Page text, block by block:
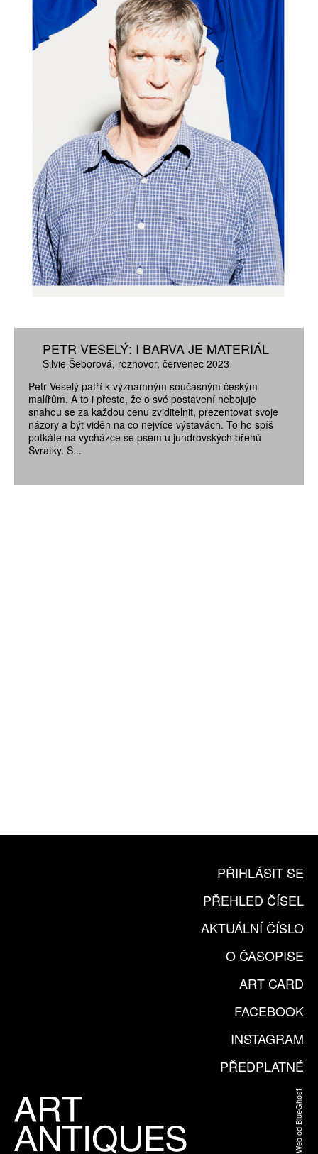
PETR VESELÝ: I BARVA JE MATERIÁL
Silvie Šeborová rozhovor červenec 2023
Petr Veselý patří k významným současným českým
malířům. A to i přesto, že o své postavení nebojuje
snahou se za každou cenu zviditelnit, prezentovat svoje
názory a být viděn na co nejvíce výstavách. To ho spíš
potkáte na vycházce se psem u jundrovských břehů
Svratky. S...
PŘIHLÁSIT SE
PŘEHLED ČÍSEL
AKTUÁLNÍ ČÍSLO
O ČASOPISE
ART CARD
FACEBOOK
INSTAGRAM
PŘEDPLATNÉ
Web od BlueGhost